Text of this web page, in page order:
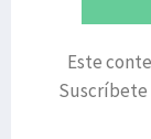
Este
Suscríbete